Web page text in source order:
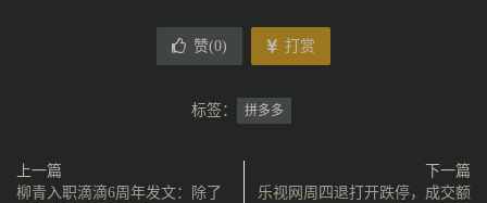
赞(0) 打赏
标签： 拼多多
上一篇
柳青入职滴滴6周年发文：除了
下一篇
乐视网周四退打开跌停，成交额